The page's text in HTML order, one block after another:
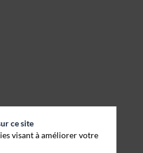
ce site
visant à améliorer votre